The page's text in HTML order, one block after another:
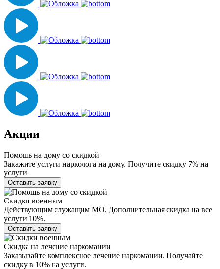
Акции
Помощь на дому со скидкой
Закажите услуги нарколога на дому. Получите скидку 7% на
услуги.
Оставить заявку
Скидки военным
Действующим служащим МО. Дополнительная скидка на все
услуги 10%.
Оставить заявку
Скидка на лечение наркомании
Заказывайте комплексное лечение наркомании. Получайте
скидку в 10% на услуги.